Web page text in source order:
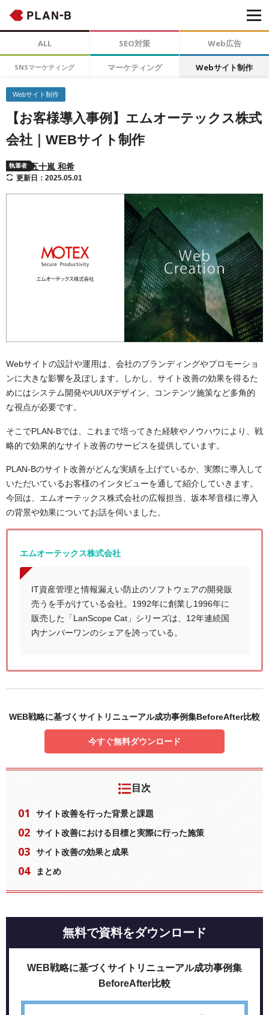
ALL SEO対策 Web広告
SNSマーケティング マーケティング Webサイト制作
Webサイト制作
【お客様導入事例】エムオーテックス株式
会社｜WEBサイト制作
執筆者 五十嵐 和希
更新日：2025.05.01
Webサイトの設計や運用は、会社のブランディングやプロモーショ
ンに大きな影響を及ぼします。しかし、サイト改善の効果を得るた
めにはシステム開発やUI/UXデザイン、コンテンツ施策など多角的
な視点が必要です。
そこでPLAN-Bでは、これまで培ってきた経験やノウハウにより、戦
略的で効果的なサイト改善のサービスを提供しています。
PLAN-Bのサイト改善がどんな実績を上げているか、実際に導入して
いただいているお客様のインタビューを通して紹介していきます。
今回は、エムオーテックス株式会社の広報担当、坂本琴音様に導入
の背景や効果についてお話を伺いました。
エムオーテックス株式会社
IT資産管理と情報漏えい防止のソフトウェアの開発販
売うを手がけている会社。1992年に創業し1996年に
販売した「LanScope Cat」シリーズは、12年連続国
内ナンバーワンのシェアを誇っている。
WEB戦略に基づくサイトリニューアル成功事例集BeforeAfter比較
今すぐ無料ダウンロード
目次
サイト改善を行った背景と課題
サイト改善における目標と実際に行った施策
サイト改善の効果と成果
まとめ
無料で資料をダウンロード
WEB戦略に基づくサイトリニューアル成功事例集
BeforeAfter比較